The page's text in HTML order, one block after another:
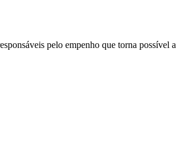
pelo empenho que torna possível a